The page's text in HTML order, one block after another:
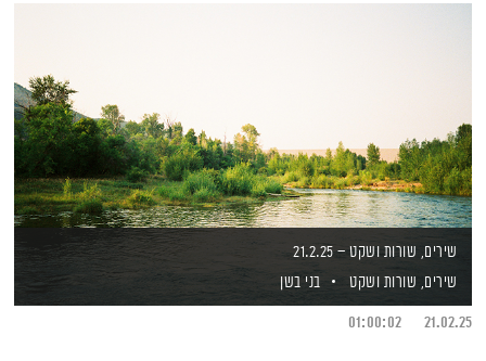
שירים, שורות ושקט – 21.2.25
שירים, שורות ושקט
בני בשן
21.02.25
01:00:02